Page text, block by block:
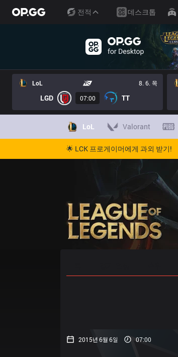
전적 데스크톱
LoL 8. 6. 목
LGD 07:00 TT
LoL Valorant
🌟 LCK 프로게이머에게 과외 받기!
2015년 6월 6일 07:00